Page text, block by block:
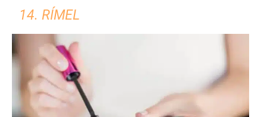
14. RÍMEL